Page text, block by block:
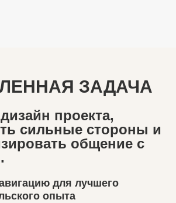
ЗАДАЧА
проекта,
сильные стороны и
общение с
для лучшего
опыта